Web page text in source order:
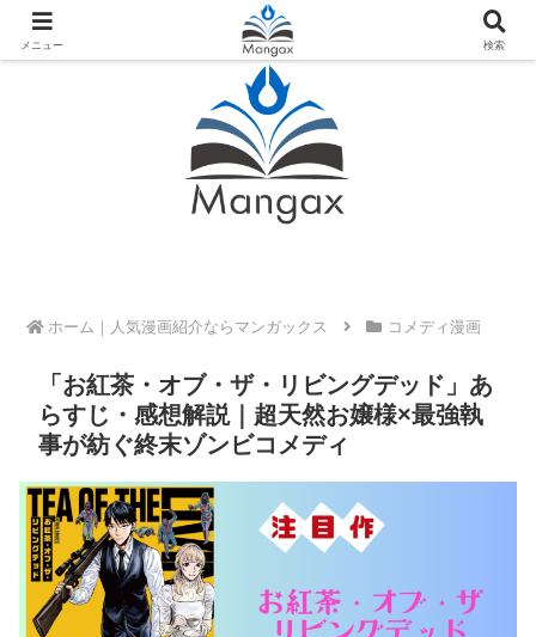
人気おすすめ漫画紹介ならMangax（マンガックス）
ホーム コメディ漫画
「お紅茶・オブ・ザ・リビングデッド」あ
らすじ・感想解説｜超天然お嬢様×最強執
事が紡ぐ終末ゾンビコメディ
メニュー 検索